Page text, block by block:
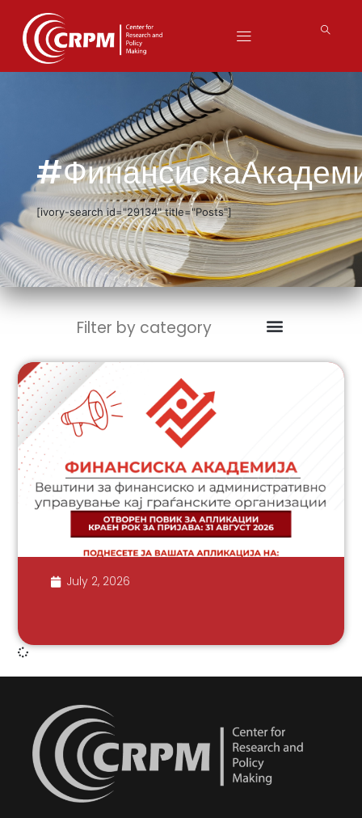
[ivory-search id="29134" title="Posts"]
Filter by category
July 2, 2026